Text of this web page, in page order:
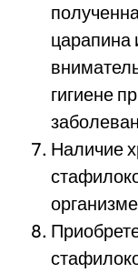
царапина
гигиене
Наличие